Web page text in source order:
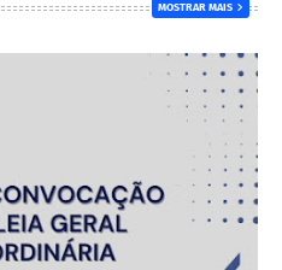
MOSTRAR MAIS